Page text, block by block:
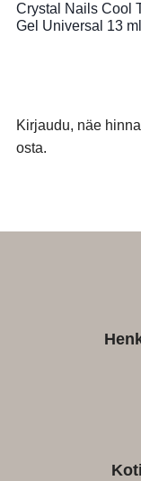
Crystal Nails Cool
Gel Universal 13 ml
Kirjaudu, näe
osta.